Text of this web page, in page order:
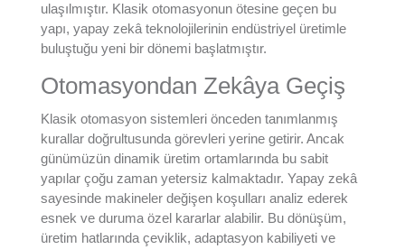
ulaşılmıştır. Klasik otomasyonun ötesine geçen bu
yapı, yapay zekâ teknolojilerinin endüstriyel üretimle
buluştuğu yeni bir dönemi başlatmıştır.
Otomasyondan Zekâya Geçiş
Klasik otomasyon sistemleri önceden tanımlanmış
kurallar doğrultusunda görevleri yerine getirir. Ancak
günümüzün dinamik üretim ortamlarında bu sabit
yapılar çoğu zaman yetersiz kalmaktadır. Yapay zekâ
sayesinde makineler değişen koşulları analiz ederek
esnek ve duruma özel kararlar alabilir. Bu dönüşüm,
üretim hatlarında çeviklik, adaptasyon kabiliyeti ve